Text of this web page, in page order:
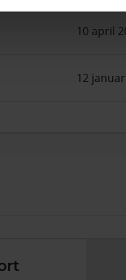
10 april
12